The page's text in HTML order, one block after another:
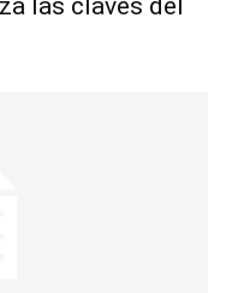
las claves del